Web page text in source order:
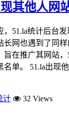
其他人网
，51.la统计后台
长网也遇到了同
旨在推广其网站
名单。 51.la出现
计 32 Views